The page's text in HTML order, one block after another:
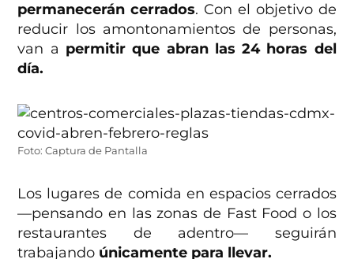
permanecerán cerrados. Con el objetivo de
reducir los amontonamientos de personas,
van a permitir que abran las 24 horas del
día.
Foto: Captura de Pantalla
Los lugares de comida en espacios cerrados
—pensando en las zonas de Fast Food o los
restaurantes de adentro— seguirán
trabajando únicamente para llevar.